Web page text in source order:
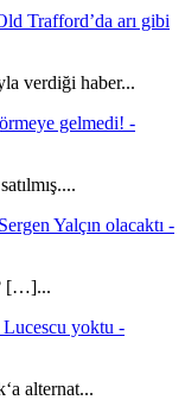
Trafford’da arı gibi
verdiği haber...
gelmedi! -
Yalçın olacaktı -
[…]...
yoktu -
alternat...